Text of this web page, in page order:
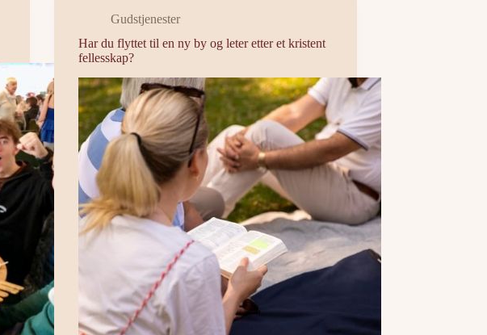
Gudstjenester
Har du flyttet til en ny by og leter etter et kristent
fellesskap?